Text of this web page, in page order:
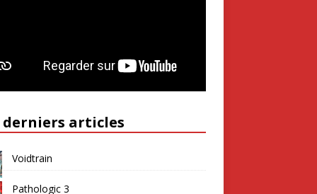
derniers articles
Voidtrain
Pathologic 3